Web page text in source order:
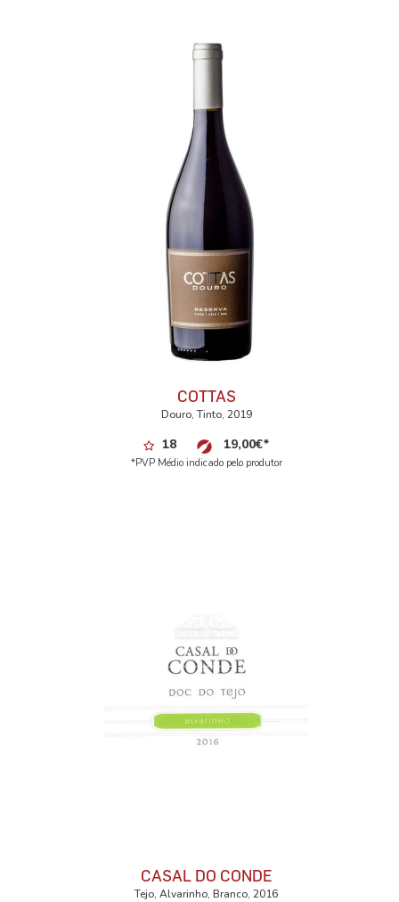
COTTAS
Douro, Tinto, 2019
18 19,00€*
*PVP Médio indicado pelo produtor
CASAL DO CONDE
Tejo, Alvarinho, Branco, 2016